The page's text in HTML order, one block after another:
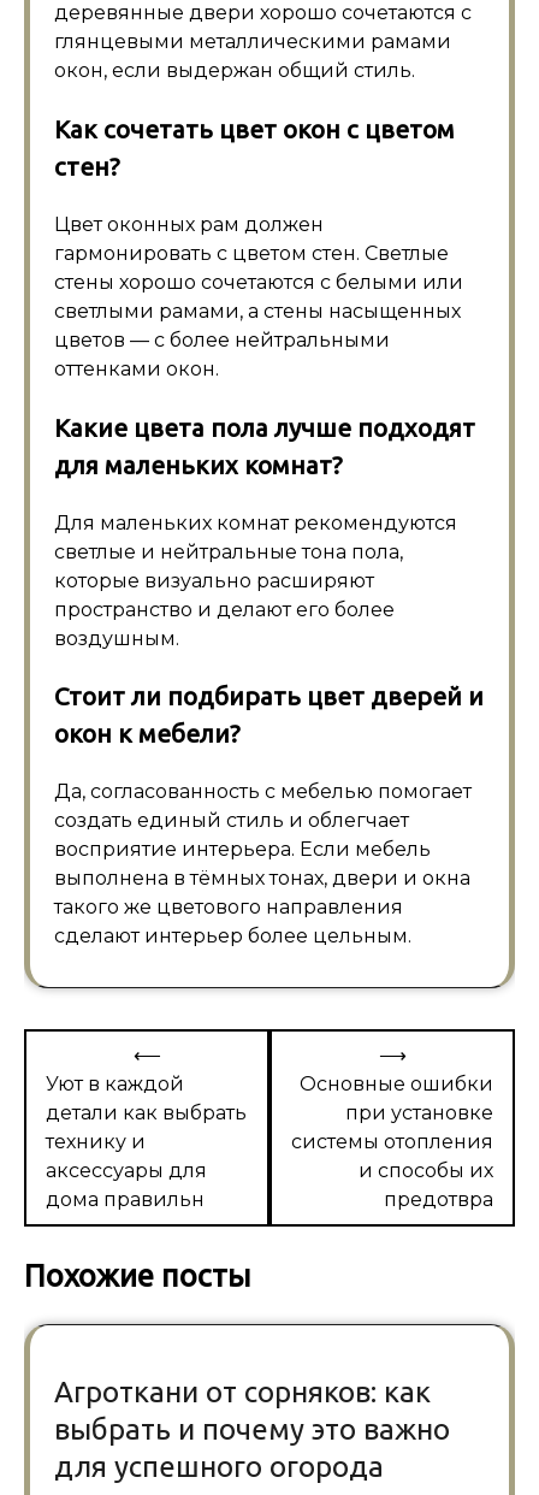
деревянные двери хорошо сочетаются с
глянцевыми металлическими рамами
окон, если выдержан общий стиль.
Как сочетать цвет окон с цветом
стен?
Цвет оконных рам должен
гармонировать с цветом стен. Светлые
стены хорошо сочетаются с белыми или
светлыми рамами, а стены насыщенных
цветов — с более нейтральными
оттенками окон.
Какие цвета пола лучше подходят
для маленьких комнат?
Для маленьких комнат рекомендуются
светлые и нейтральные тона пола,
которые визуально расширяют
пространство и делают его более
воздушным.
Стоит ли подбирать цвет дверей и
окон к мебели?
Да, согласованность с мебелью помогает
создать единый стиль и облегчает
восприятие интерьера. Если мебель
выполнена в тёмных тонах, двери и окна
такого же цветового направления
сделают интерьер более цельным.
Навигация
по
записям
⟵
Уют в каждой
детали как выбрать
технику и
аксессуары для
дома правильн
Основные ошибки
при установке
системы отопления
и способы их
предотвра
⟶
Похожие посты
Агроткани от сорняков: как
выбрать и почему это важно
для успешного огорода